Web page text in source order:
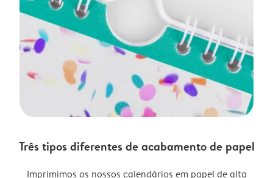
Três tipos diferentes de acabamento de papel
Imprimimos os nossos calendários em papel de alta